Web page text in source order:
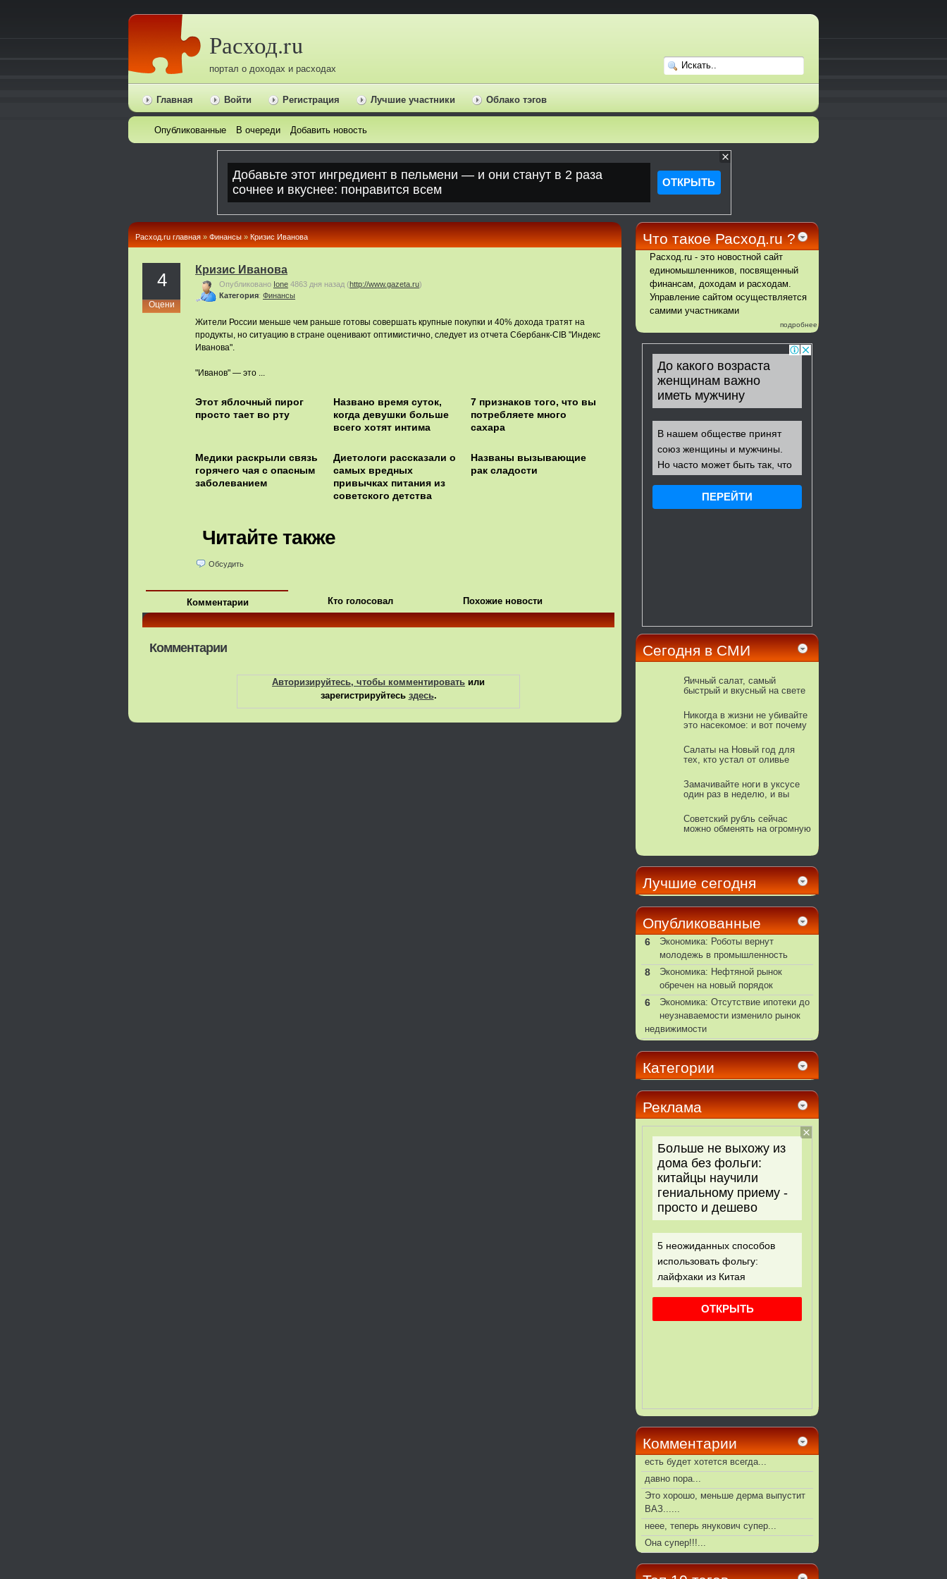
Расход.ru
портал о доходах и расходах
Главная Войти Регистрация Лучшие участники Облако тэгов
Опубликованные В очереди Добавить новость
Расход.ru главная » Финансы » Кризис Иванова
4
Оцени
Кризис Иванова
Опубликовано Ione 4863 дня назад (http://www.gazeta.ru)
Категория: Финансы
Жители России меньше чем раньше готовы совершать крупные покупки и 40% дохода тратят на
продукты, но ситуацию в стране оценивают оптимистично, следует из отчета Сбербанк-CIB "Индекс
Иванова".
"Иванов" — это ...
Этот яблочный пирог
просто тает во рту
Названо время суток,
когда девушки больше
всего хотят интима
7 признаков того, что вы
потребляете много
сахара
Медики раскрыли связь
горячего чая с опасным
заболеванием
Диетологи рассказали о
самых вредных
привычках питания из
советского детства
Названы вызывающие
рак сладости
Читайте также
Обсудить
Комментарии Кто голосовал Похожие новости
Комментарии
Авторизируйтесь, чтобы комментировать или
зарегистрируйтесь здесь.
Что такое Расход.ru ?
Расход.ru - это новостной сайт
единомышленников, посвященный
финансам, доходам и расходам.
Управление сайтом осуществляется
самими участниками
подробнее
Сегодня в СМИ
Яичный салат, самый
быстрый и вкусный на свете
Никогда в жизни не убивайте
это насекомое: и вот почему
Салаты на Новый год для
тех, кто устал от оливье
Замачивайте ноги в уксусе
один раз в неделю, и вы
ваши болезни
Советский рубль сейчас
можно обменять на огромную
Лучшие сегодня
Опубликованные
6
Экономика: Роботы вернут
молодежь в промышленность
8
Экономика: Нефтяной рынок
обречен на новый порядок
6
Экономика: Отсутствие ипотеки до
неузнаваемости изменило рынок
недвижимости
Категории
Реклама
Комментарии
есть будет хотется всегда...
давно пора...
Это хорошо, меньше дерма выпустит
ВАЗ......
неее, теперь янукович супер...
Она супер!!!...